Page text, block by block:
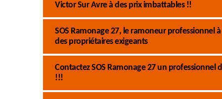
Victor Sur Avre à des prix imbattables !!
SOS Ramonage 27, le ramoneur professionnel
des propriétaires exigeants
Contactez SOS Ramonage 27 un
!!!